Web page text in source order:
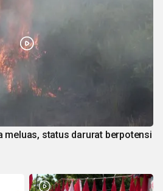
meluas, status darurat berpotensi